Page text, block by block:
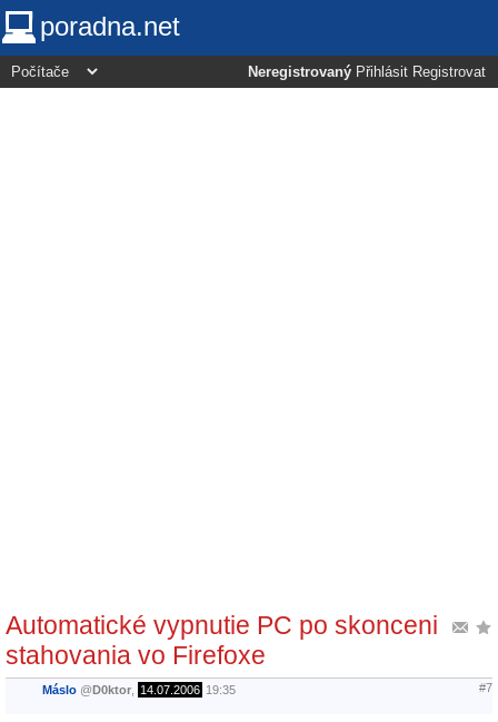
poradna.net
Neregistrovaný Přihlásit Registrovat
Automatické vypnutie PC po skonceni
stahovania vo Firefoxe
Máslo @D0ktor 14.07.2006 19:35 #7